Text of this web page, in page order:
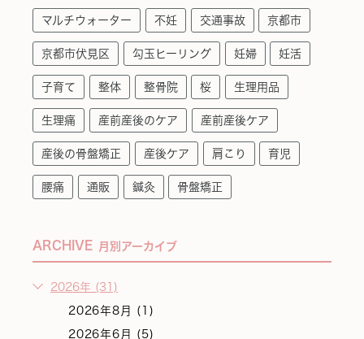
マルチウォーター 不妊 交通事故 京都市
京都市伏見区 勾玉ヒーリング 妊婦 妊活
子育て 整体 整骨院 桜 生理用品
生理痛 産前産後のケア 産前産後ケア
産後の骨盤矯正 産後ケア 肩こり 育児
腰痛 通販 鍼灸 骨盤矯正
ARCHIVE 月別アーカイブ
2026年 (31)
2026年8月 (1)
2026年6月 (5)